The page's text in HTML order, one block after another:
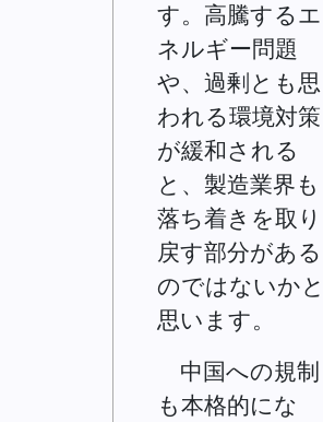
す。高騰するエ
ネルギー問題
や、過剰とも思
われる環境対策
が緩和される
と、製造業界も
落ち着きを取り
戻す部分がある
のではないかと
思います。
中国への規制
も本格的にな